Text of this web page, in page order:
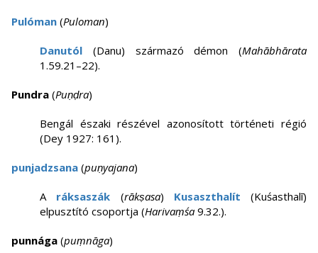
Pulóman (Puloman)
Danutól (Danu) származó démon (Mahābhārata
1.59.21–22).
Pundra (Puṇḍra)
Bengál északi részével azonosított történeti régió
(Dey 1927: 161).
punjadzsana (puṇyajana)
A ráksaszák (rākṣasa) Kusaszthalít (Kuśasthalī)
elpusztító csoportja (Harivaṃśa 9.32.).
punnága (puṃnāga)